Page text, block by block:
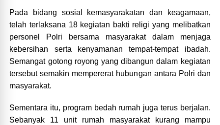
Pada bidang sosial kemasyarakatan dan keagamaan,
telah terlaksana 18 kegiatan bakti religi yang melibatkan
personel Polri bersama masyarakat dalam menjaga
kebersihan serta kenyamanan tempat-tempat ibadah.
Semangat gotong royong yang dibangun dalam kegiatan
tersebut semakin mempererat hubungan antara Polri dan
masyarakat.
Sementara itu, program bedah rumah juga terus berjalan.
Sebanyak 11 unit rumah masyarakat kurang mampu